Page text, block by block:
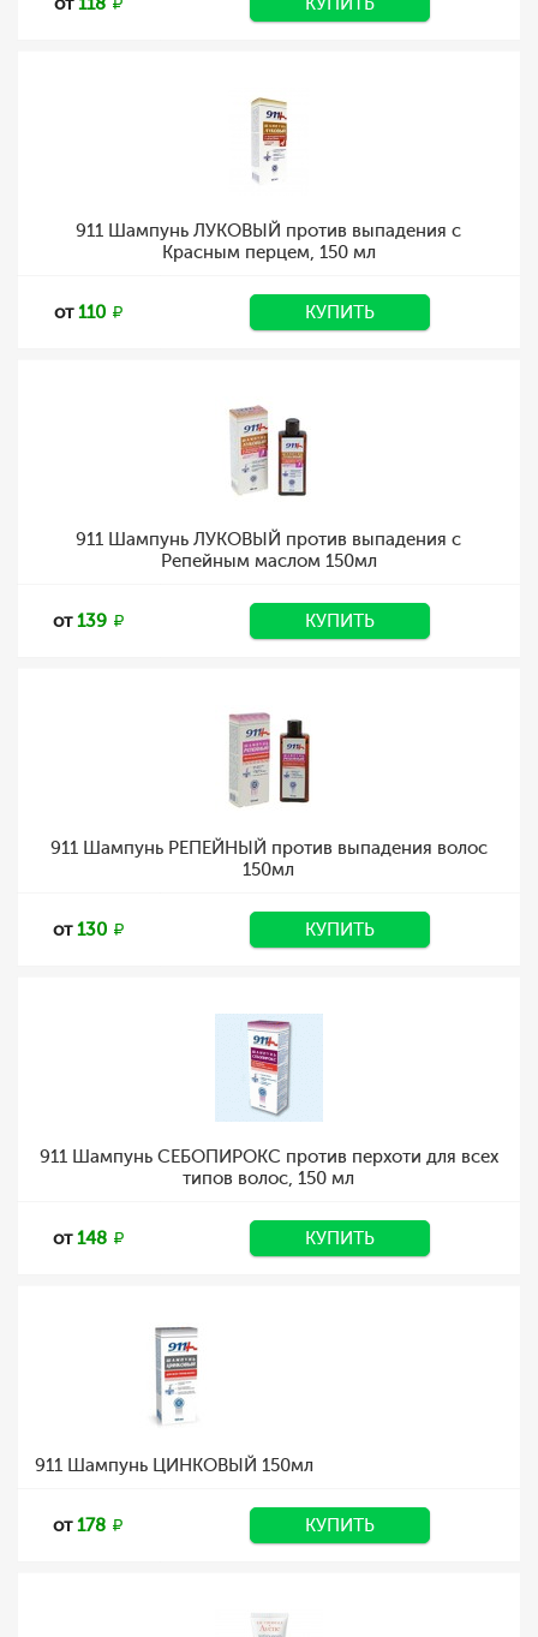
911 Шампунь ЛУКОВЫЙ против выпадения с
Красным перцем, 150 мл
от110 КУПИТЬ
911 Шампунь ЛУКОВЫЙ против выпадения с
Репейным маслом 150мл
от139 КУПИТЬ
911 Шампунь РЕПЕЙНЫЙ против выпадения волос
150мл
от130 КУПИТЬ
911 Шампунь СЕБОПИРОКС против перхоти для всех
типов волос, 150 мл
от148 КУПИТЬ
911 Шампунь ЦИНКОВЫЙ 150мл
от178 КУПИТЬ